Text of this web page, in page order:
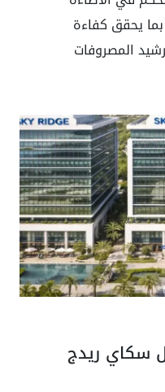
يحقق كفاءة
المصروفات
سكاي ريدج